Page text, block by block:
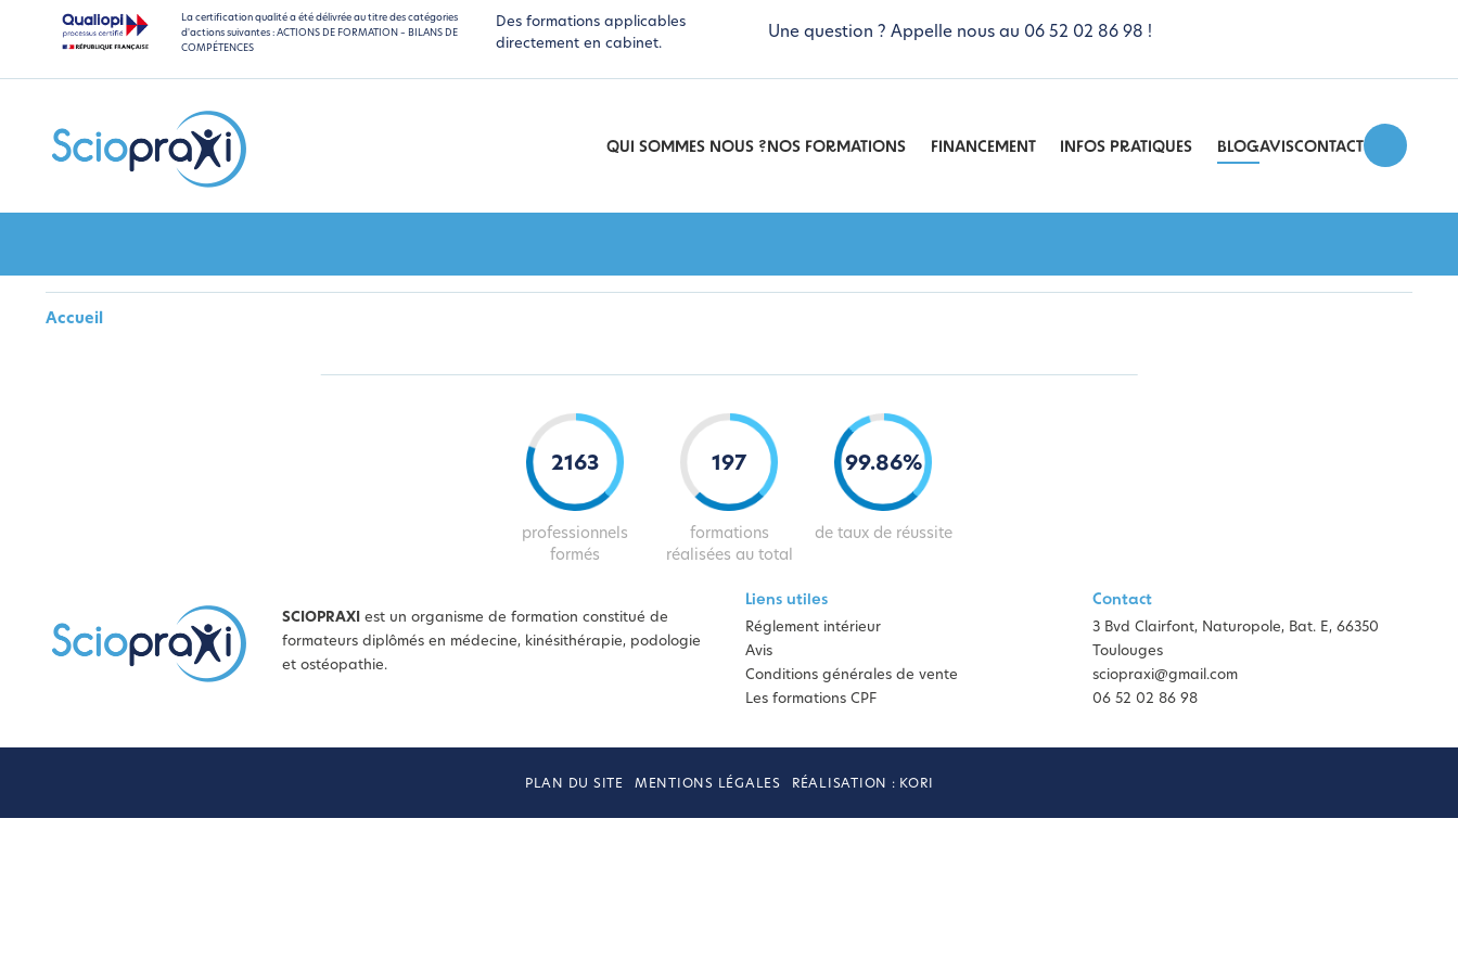
La certification qualité a été délivrée au titre des catégories
d'actions suivantes : ACTIONS DE FORMATION – BILANS DE
COMPÉTENCES
Des formations applicables
directement en cabinet.
Une question ? Appelle nous au 06 52 02 86 98 !
QUI SOMMES NOUS ?NOS FORMATIONS FINANCEMENT INFOS PRATIQUES BLOGAVISCONTACT
Accueil
2163
professionnels
formés
197
formations
réalisées au total
99.86%
de taux de réussite
SCIOPRAXI
est un organisme de formation constitué de
formateurs diplômés en médecine, kinésithérapie, podologie
et ostéopathie.
Liens utiles
Réglement intérieur
Avis
Conditions générales de vente
Les formations CPF
Contact
3 Bvd Clairfont, Naturopole, Bat. E, 66350
Toulouges
sciopraxi@gmail.com
06 52 02 86 98
PLAN DU SITE MENTIONS LÉGALES RÉALISATION : KORI